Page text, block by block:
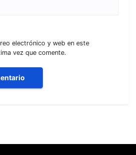
electrónico y web en este
vez que comente.